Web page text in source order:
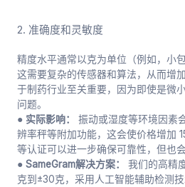
2. 准确度和灵敏度
精度水平通常以克为单位（例如，小
这需要复杂的传感器和算法，从而增
于制药行业至关重要，因为即使是微
问题。
● 实际影响：
振动或湿度等环境因素
辨率秤等附加功能，这会使价格增加
等认证可以进一步确保可靠性，但也
● SameGram解决方案：
我们的高精
克到±30克，采用人工智能辅助检测